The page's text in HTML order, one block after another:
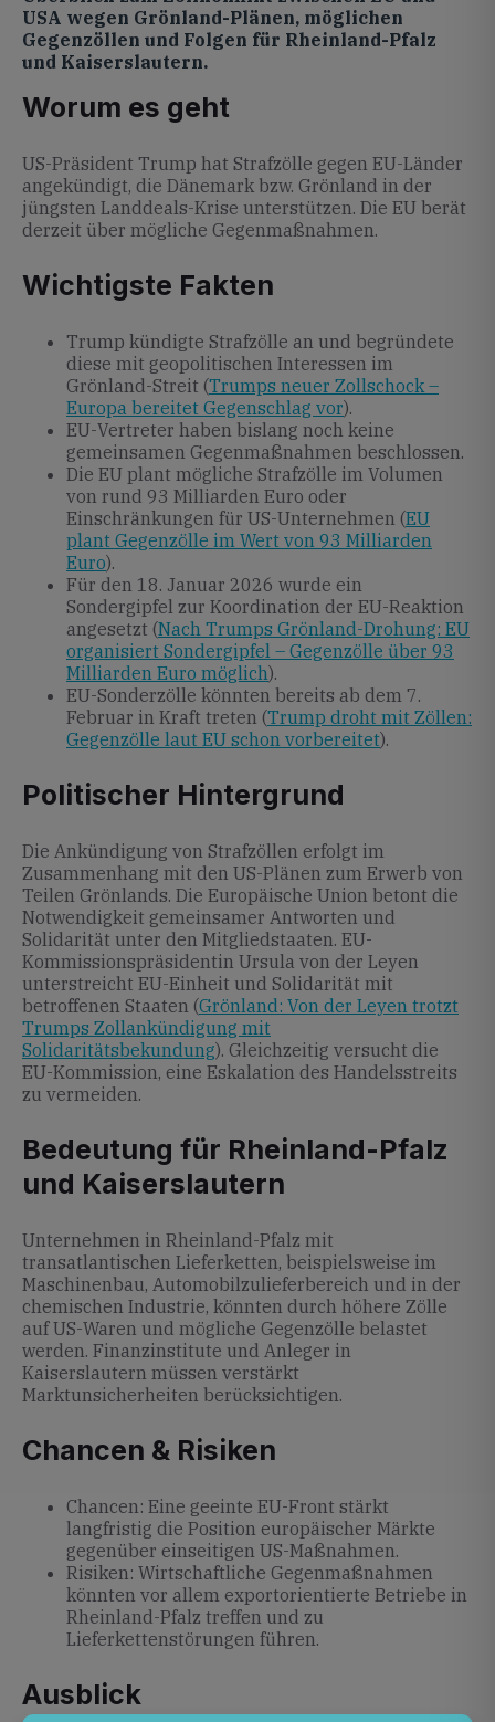
USA wegen Grönland-Plänen, möglichen
Gegenzöllen und Folgen für Rheinland-Pfalz
und Kaiserslautern.
Worum es geht
US-Präsident Trump hat Strafzölle gegen EU-Länder
angekündigt, die Dänemark bzw. Grönland in der
jüngsten Landdeals-Krise unterstützen. Die EU berät
derzeit über mögliche Gegenmaßnahmen.
Wichtigste Fakten
Trump kündigte Strafzölle an und begründete
diese mit geopolitischen Interessen im
Grönland-Streit (Trumps neuer Zollschock –
Europa bereitet Gegenschlag vor).
EU-Vertreter haben bislang noch keine
gemeinsamen Gegenmaßnahmen beschlossen.
Die EU plant mögliche Strafzölle im Volumen
von rund 93 Milliarden Euro oder
Einschränkungen für US-Unternehmen (EU
plant Gegenzölle im Wert von 93 Milliarden
Euro).
Für den 18. Januar 2026 wurde ein
Sondergipfel zur Koordination der EU-Reaktion
angesetzt (Nach Trumps Grönland-Drohung: EU
organisiert Sondergipfel – Gegenzölle über 93
Milliarden Euro möglich).
EU-Sonderzölle könnten bereits ab dem 7.
Februar in Kraft treten (Trump droht mit Zöllen:
Gegenzölle laut EU schon vorbereitet).
Politischer Hintergrund
Die Ankündigung von Strafzöllen erfolgt im
Zusammenhang mit den US-Plänen zum Erwerb von
Teilen Grönlands. Die Europäische Union betont die
Notwendigkeit gemeinsamer Antworten und
Solidarität unter den Mitgliedstaaten. EU-
Kommissionspräsidentin Ursula von der Leyen
unterstreicht EU-Einheit und Solidarität mit
betroffenen Staaten (Grönland: Von der Leyen trotzt
Trumps Zollankündigung mit
Solidaritätsbekundung). Gleichzeitig versucht die
EU-Kommission, eine Eskalation des Handelsstreits
zu vermeiden.
Bedeutung für Rheinland-Pfalz
und Kaiserslautern
Unternehmen in Rheinland-Pfalz mit
transatlantischen Lieferketten, beispielsweise im
Maschinenbau, Automobilzulieferbereich und in der
chemischen Industrie, könnten durch höhere Zölle
auf US-Waren und mögliche Gegenzölle belastet
werden. Finanzinstitute und Anleger in
Kaiserslautern müssen verstärkt
Marktunsicherheiten berücksichtigen.
Chancen & Risiken
Chancen: Eine geeinte EU-Front stärkt
langfristig die Position europäischer Märkte
gegenüber einseitigen US-Maßnahmen.
Risiken: Wirtschaftliche Gegenmaßnahmen
könnten vor allem exportorientierte Betriebe in
Rheinland-Pfalz treffen und zu
Lieferkettenstörungen führen.
Ausblick